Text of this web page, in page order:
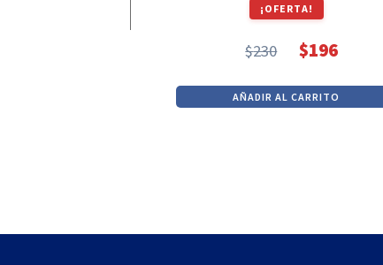
¡OFERTA!
$230
precio
original
$196
precio
actual
AÑADIR AL CARRITO